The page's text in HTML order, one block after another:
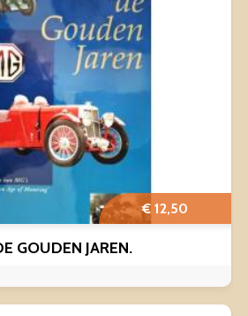
€ 12,50
GOUDEN JAREN.